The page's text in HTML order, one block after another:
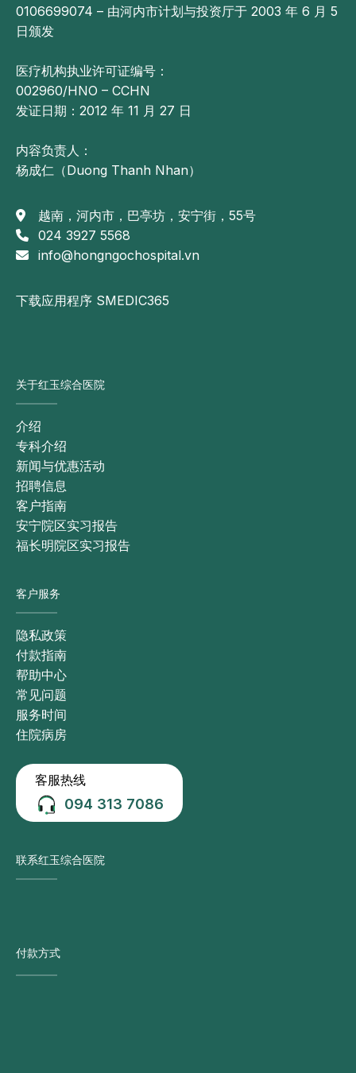
0106699074 – 由河内市计划与投资厅于 2003 年 6 月 5
日颁发
医疗机构执业许可证编号：
002960/HNO – CCHN
发证日期：2012 年 11 月 27 日
内容负责人：
杨成仁（Duong Thanh Nhan）
越南，河内市，巴亭坊，安宁街，55号
024 3927 5568
info@hongngochospital.vn
下载应用程序 SMEDIC365
关于红玉综合医院
介绍
专科介绍
新闻与优惠活动
招聘信息
客户指南
安宁院区实习报告
福长明院区实习报告
客户服务
隐私政策
付款指南
帮助中心
常见问题
服务时间
住院病房
客服热线
094 313 7086
联系红玉综合医院
付款方式